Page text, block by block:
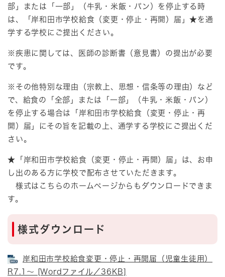
部」または「一部」（牛乳・米飯・パン）を停止する時
は、「岸和田市学校給食（変更・停止・再開）届」★を通
学する学校にご提出ください。
※疾患に関しては、医師の診断書（意見書）の提出が必要
です。
※その他特別な理由（宗教上、思想・信条等の理由）など
で、給食の「全部」または「一部」（牛乳・米飯・パン）
を停止する場合は「岸和田市学校給食（変更・停止・再
開）届」にその旨を記載の上、通学する学校にご提出くだ
さい。
★「岸和田市学校給食（変更・停止・再開）届」は、お申
し出のある方に学校で配布させていただきます。
様式はこちらのホームページからもダウンロードできま
す。
様式ダウンロード​
岸和田市学校給食変更・停止・再開届（児童生徒用）
R7.1～ [Wordファイル／36KB]